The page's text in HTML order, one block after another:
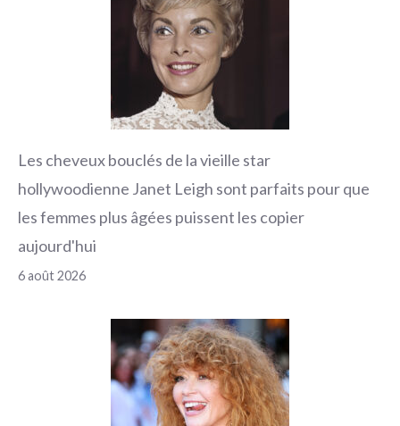
Les cheveux bouclés de la vieille star
hollywoodienne Janet Leigh sont parfaits pour que
les femmes plus âgées puissent les copier
aujourd'hui
6 août 2026